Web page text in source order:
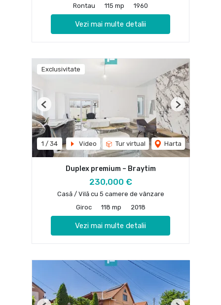
Rontau
115 mp 1960
Vezi mai multe detalii
Exclusivitate
1 / 34 Video Tur virtual Harta
Previous Next
Duplex premium – Braytim
230,000 €
Casă / Vilă cu 5 camere de vânzare
Giroc
118 mp 2018
Vezi mai multe detalii